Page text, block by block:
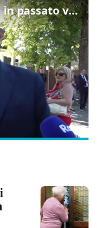
Marcinelle, La Russa: "C'è chi in passato voltava le spalle a Marcinelle"